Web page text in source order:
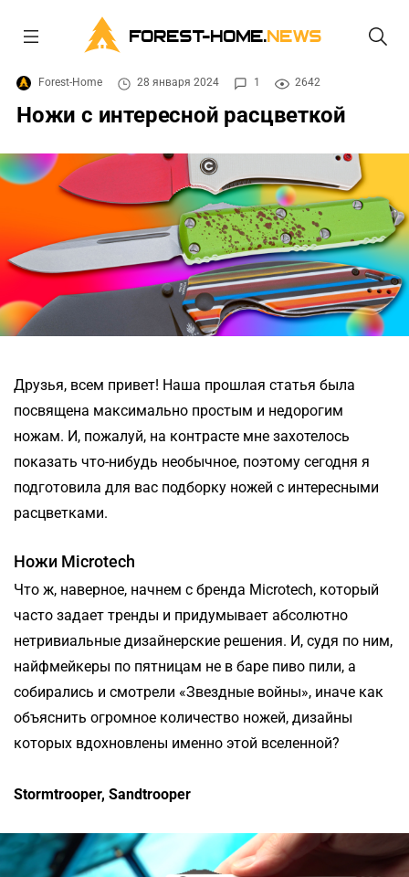
FOREST-HOME.NEWS
Forest-Home 28 января 2024 1 2642
Ножи с интересной расцветкой
Друзья, всем привет! Наша прошлая статья была
посвящена максимально простым и недорогим
ножам. И, пожалуй, на контрасте мне захотелось
показать что-нибудь необычное, поэтому сегодня я
подготовила для вас подборку ножей с интересными
расцветками.
Ножи Microtech
Что ж, наверное, начнем с бренда Microtech, который
часто задает тренды и придумывает абсолютно
нетривиальные дизайнерские решения. И, судя по ним,
найфмейкеры по пятницам не в баре пиво пили, а
собирались и смотрели «Звездные войны», иначе как
объяснить огромное количество ножей, дизайны
которых вдохновлены именно этой вселенной?
Stormtrooper, Sandtrooper